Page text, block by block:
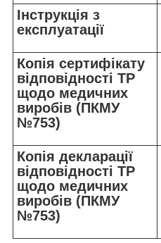
Інструкція з
експлуатації
Копія сертифікату
відповідності ТР
щодо медичних
виробів (ПКМУ
№753)
Копія декларації
відповідності ТР
щодо медичних
виробів (ПКМУ
№753)